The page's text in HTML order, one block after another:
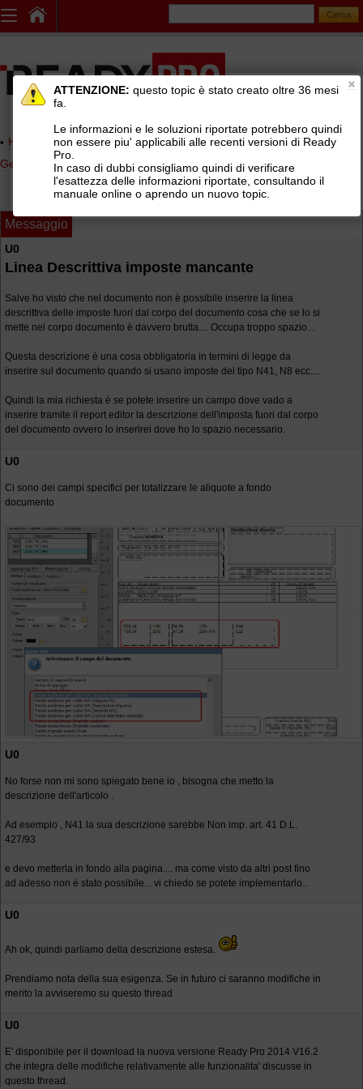
Home page> AREE DI SUPPORTO TECNICO GRATUITO>
Gestionale Ready Pro>Report editor
Messaggio
U0
Linea Descrittiva imposte mancante
Salve ho visto che nel documento non è possibile inserire la linea
descrittiva delle imposte fuori dal corpo del documento cosa che se lo si
mette nel corpo documento è davvero brutta.... Occupa troppo spazio...
Questa descrizione è una cosa obbligatoria in termini di legge da
inserire sul documento quando si usano imposte del tipo N41, N8 ecc....
Quindi la mia richiesta è se potete inserire un campo dove vado a
inserire tramite il report editor la descrizione dell'imposta fuori dal corpo
del documento ovvero lo inserirei dove ho lo spazio necessario.
U0
Ci sono dei campi specifici per totalizzare le aliquote a fondo
documento
U0
No forse non mi sono spiegato bene io , bisogna che metto la
descrizione dell'articolo .
Ad esempio , N41 la sua descrizione sarebbe Non imp. art. 41 D.L.
427/93
e devo metterla in fondo alla pagina.... ma come visto da altri post fino
ad adesso non è stato possibile... vi chiedo se potete implementarlo..
U0
Ah ok, quindi parliamo della descrizione estesa.
Prendiamo nota della sua esigenza. Se in futuro ci saranno modifiche in
merito la avviseremo su questo thread
U0
E' disponibile per il download la nuova versione Ready Pro 2014 V16.2
che integra delle modifiche relativamente alle funzionalita' discusse in
questo thread.
ATTENZIONE: questo topic è stato creato oltre 36 mesi
fa.
Le informazioni e le soluzioni riportate potrebbero quindi
non essere piu' applicabili alle recenti versioni di Ready
Pro.
In caso di dubbi consigliamo quindi di verificare
l'esattezza delle informazioni riportate, consultando il
manuale online o aprendo un nuovo topic.